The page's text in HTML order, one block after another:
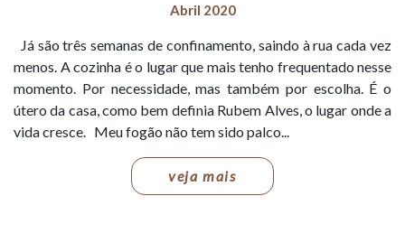
Abril 2020
Já são três semanas de confinamento, saindo à rua cada vez
menos. A cozinha é o lugar que mais tenho frequentado nesse
momento. Por necessidade, mas também por escolha. É o
útero da casa, como bem definia Rubem Alves, o lugar onde a
vida cresce. Meu fogão não tem sido palco...
veja mais